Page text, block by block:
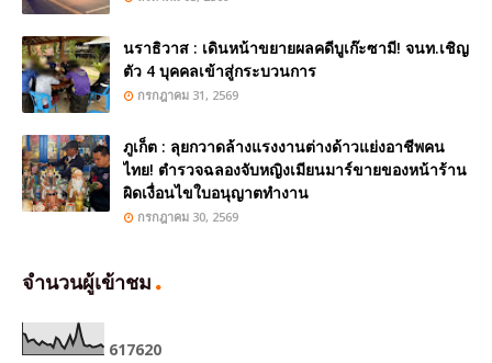
นราธิวาส : เดินหน้าขยายผลคดีบูเก๊ะซามี! จนท.เชิญ
ตัว 4 บุคคลเข้าสู่กระบวนการ
กรกฎาคม 31, 2569
ภูเก็ต : ลุยกวาดล้างแรงงานต่างด้าวแย่งอาชีพคน
ไทย! ตำรวจฉลองจับหญิงเมียนมาร์ขายของหน้าร้าน
ผิดเงื่อนไขใบอนุญาตทำงาน
กรกฎาคม 30, 2569
จำนวนผู้เข้าชม
617620